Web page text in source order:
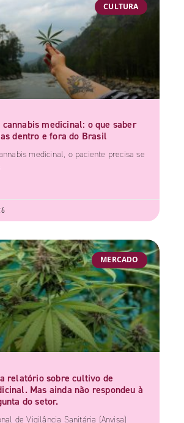
CULTURA
medicinal: o que saber
dentro e fora do Brasil
medicinal, o paciente precisa se
MERCADO
relatório sobre cultivo de
Mas ainda não respondeu à
do setor.
de Vigilância Sanitária (Anvisa)